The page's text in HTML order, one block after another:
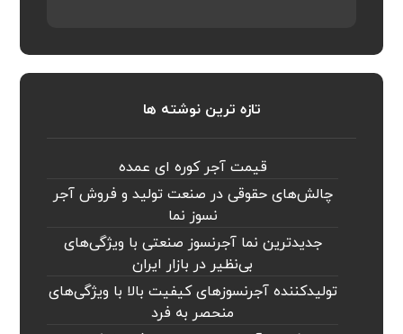
تازه ترین نوشته ها
قیمت آجر کوره ای عمده
چالش‌های حقوقی در صنعت تولید و فروش آجر
نسوز نما
جدیدترین نما آجرنسوز صنعتی با ویژگی‌های
بی‌نظیر در بازار ایران
تولیدکننده آجرنسوزهای کیفیت بالا با ویژگی‌های
منحصر به فرد